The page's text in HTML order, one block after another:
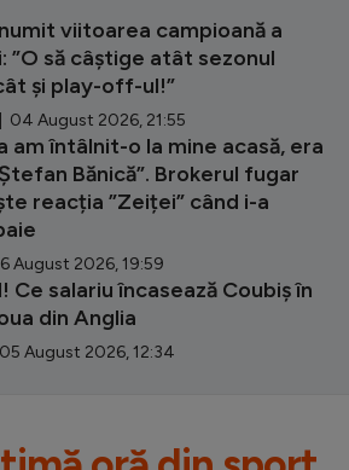
viitoarea campioană a
”O să câștige atât sezonul
și play-off-ul!”
| 04 August 2026, 21:55
am întâlnit-o la mine acasă, era
Bănică”. Brokerul fugar
reacția ”Zeiței” când i-a
August 2026, 19:59
Ce salariu încasează Coubiș în
din Anglia
August 2026, 12:34